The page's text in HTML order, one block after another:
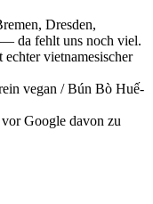
Dresden,
da fehlt uns noch viel.
echter vietnamesischer
vegan / Bún Bò Huế-
Google davon zu